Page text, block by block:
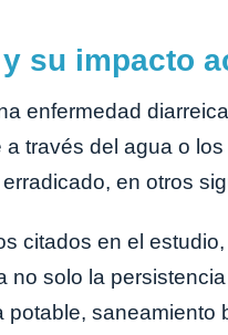
su impacto
enfermedad
a través del agua o
en otros
citados en el
no solo la
potable, saneamiento